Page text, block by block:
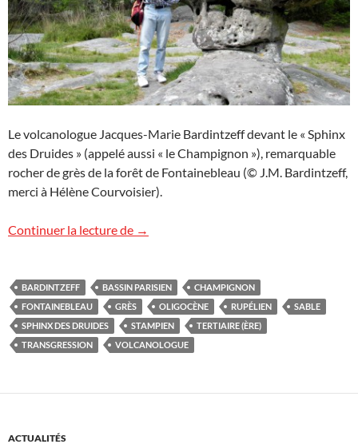
Le volcanologue Jacques-Marie Bardintzeff devant le « Sphinx
des Druides » (appelé aussi « le Champignon »), remarquable
rocher de grès de la forêt de Fontainebleau (© J.M. Bardintzeff,
merci à Hélène Courvoisier).
Continuer la lecture de Le Sphinx des Druides
→
BARDINTZEFF BASSIN PARISIEN
CHAMPIGNON
FONTAINEBLEAU
GRÈS OLIGOCÈNE RUPÉLIEN
SABLE
SPHINX DES DRUIDES
STAMPIEN
TERTIAIRE (ÈRE)
TRANSGRESSION
VOLCANOLOGUE
ACTUALITÉS